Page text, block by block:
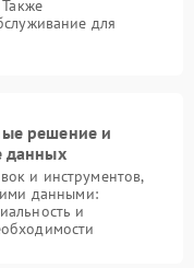
для
решение и
данных
и инструментов,
данными:
и